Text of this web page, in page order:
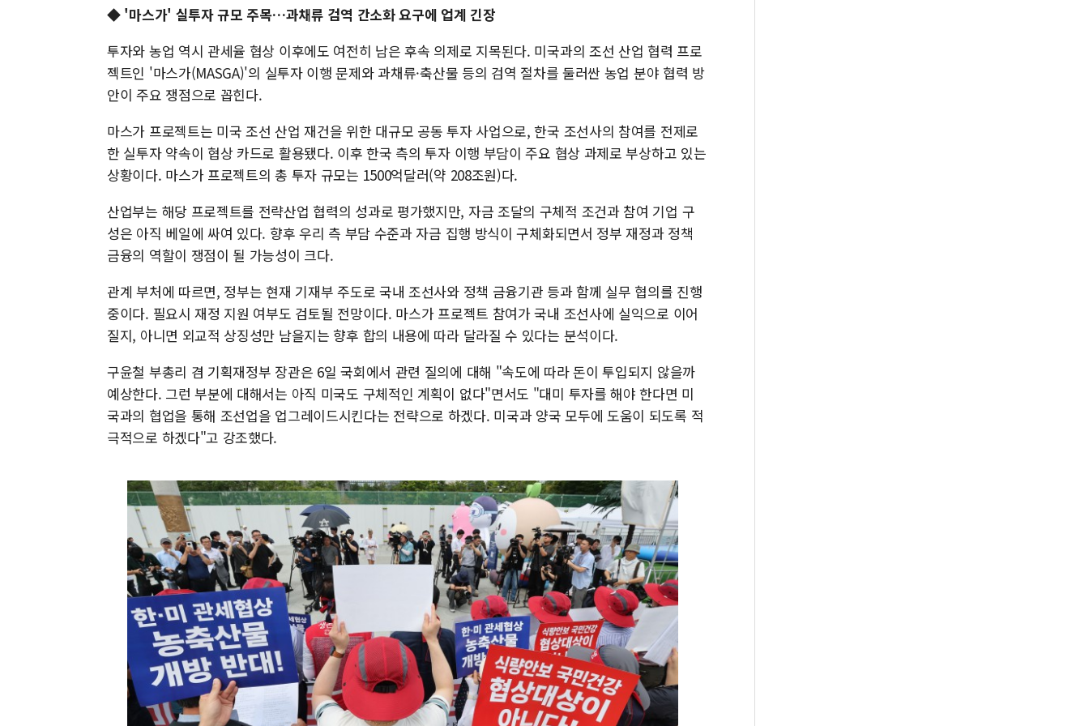
◆ '마스가' 실투자 규모 주목…과채류 검역 간소화 요구에 업계 긴장
투자와 농업 역시 관세율 협상 이후에도 여전히 남은 후속 의제로 지목된다. 미국과의 조선 산업 협력 프로
젝트인 '마스가(MASGA)'의 실투자 이행 문제와 과채류·축산물 등의 검역 절차를 둘러싼 농업 분야 협력 방
안이 주요 쟁점으로 꼽힌다.
마스가 프로젝트는 미국 조선 산업 재건을 위한 대규모 공동 투자 사업으로, 한국 조선사의 참여를 전제로
한 실투자 약속이 협상 카드로 활용됐다. 이후 한국 측의 투자 이행 부담이 주요 협상 과제로 부상하고 있는
상황이다. 마스가 프로젝트의 총 투자 규모는 1500억달러(약 208조원)다.
산업부는 해당 프로젝트를 전략산업 협력의 성과로 평가했지만, 자금 조달의 구체적 조건과 참여 기업 구
성은 아직 베일에 싸여 있다. 향후 우리 측 부담 수준과 자금 집행 방식이 구체화되면서 정부 재정과 정책
금융의 역할이 쟁점이 될 가능성이 크다.
관계 부처에 따르면, 정부는 현재 기재부 주도로 국내 조선사와 정책 금융기관 등과 함께 실무 협의를 진행
중이다. 필요시 재정 지원 여부도 검토될 전망이다. 마스가 프로젝트 참여가 국내 조선사에 실익으로 이어
질지, 아니면 외교적 상징성만 남을지는 향후 합의 내용에 따라 달라질 수 있다는 분석이다.
구윤철 부총리 겸 기획재정부 장관은 6일 국회에서 관련 질의에 대해 "속도에 따라 돈이 투입되지 않을까
예상한다. 그런 부분에 대해서는 아직 미국도 구체적인 계획이 없다"면서도 "대미 투자를 해야 한다면 미
국과의 협업을 통해 조선업을 업그레이드시킨다는 전략으로 하겠다. 미국과 양국 모두에 도움이 되도록 적
극적으로 하겠다"고 강조했다.